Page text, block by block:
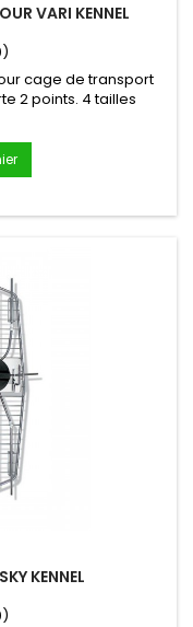
VARI KENNEL
cage de transport
2 points. 4 tailles
avec
KENNEL